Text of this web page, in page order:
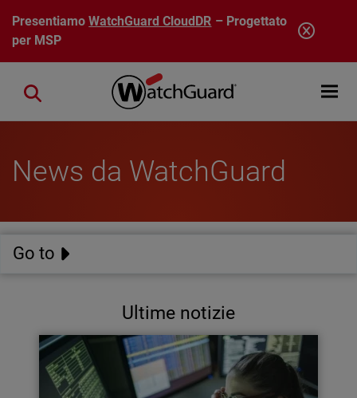
Salta al contenuto principale
PresentiamoWatchGuard CloudDR – Progettato
per MSP
Open
Close search
News da WatchGuard
Go to
Ultime notizie